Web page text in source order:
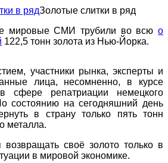
Золотые слитки в ряд
мировые СМИ трубили во всю о
122,5 тонн золота из Нью-Йорка.
участники рынка, эксперты и
лица, несомненно, в курсе
сфере репатриации немецкого
состоянию на сегодняшний день
в страну только пять тонн
металла.
своё золото только в
в мировой экономике.